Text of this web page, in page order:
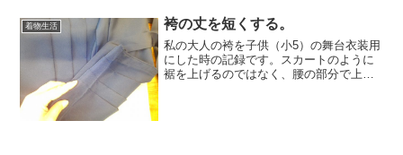
作り方は大ざっぱでかなり簡単すぎて、
記事にしてもいいものか？...
着物生活 袴の丈を短くする。
私の大人の袴を子供（小5）の舞台衣装用
にした時の記録です。スカートのように
裾を上げるのではなく、腰の部分で上げ